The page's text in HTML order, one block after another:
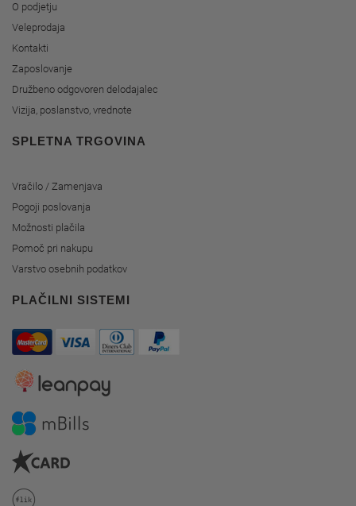
O podjetju
Veleprodaja
Kontakti
Zaposlovanje
Družbeno odgovoren delodajalec
Vizija, poslanstvo, vrednote
SPLETNA TRGOVINA
Vračilo / Zamenjava
Pogoji poslovanja
Možnosti plačila
Pomoč pri nakupu
Varstvo osebnih podatkov
PLAČILNI SISTEMI